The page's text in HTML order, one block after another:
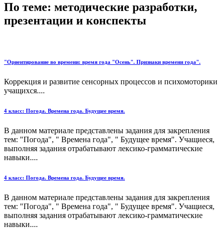
По теме: методические разработки,
презентации и конспекты
"Ориентирование во времени: время года "Осень". Признаки времени года".
Коррекция и развитие сенсорных процессов и психомоторики
учащихся....
4 класс: Погода. Времена года. Будущее время.
В данном материале представлены задания для закрепления
тем: "Погода", " Времена года", " Будущее время". Учащиеся,
выполняя задания отрабатывают лексико-грамматические
навыки....
4 класс: Погода. Времена года. Будущее время.
В данном материале представлены задания для закрепления
тем: "Погода", " Времена года", " Будущее время". Учащиеся,
выполняя задания отрабатывают лексико-грамматические
навыки....